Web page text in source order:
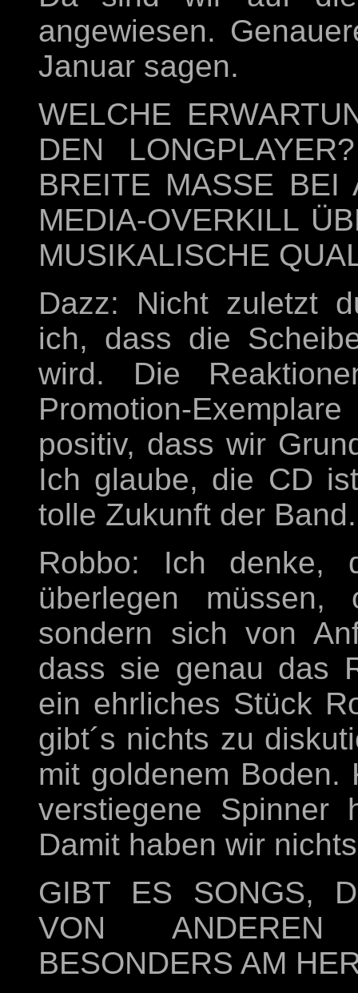
angewiesen.
Januar sagen.
WELCHE
DEN
BREITE MASSE BEI
MEDIA-OVERKILL
MUSIKALISCHE
Dazz: Nicht zuletzt
ich, dass die
wird. Die
Promotion-
positiv, dass wir
Ich glaube, die CD
tolle Zukunft der Band.
Robbo: Ich denke,
überlegen
sondern sich von
dass sie genau das
ein ehrliches Stück
gibt´s nichts zu
mit goldenem
verstiegene Spinner
Damit haben wir
GIBT ES SONGS,
VON ANDEREN
BESONDERS AM